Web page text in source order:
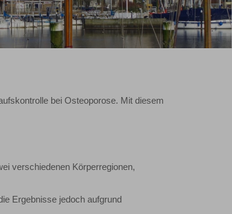
bei Osteoporose. Mit diesem
verschiedenen Körperregionen,
Ergebnisse jedoch aufgrund